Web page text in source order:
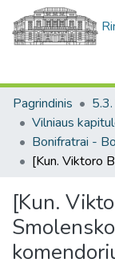
Pagrindinis
[Kun.